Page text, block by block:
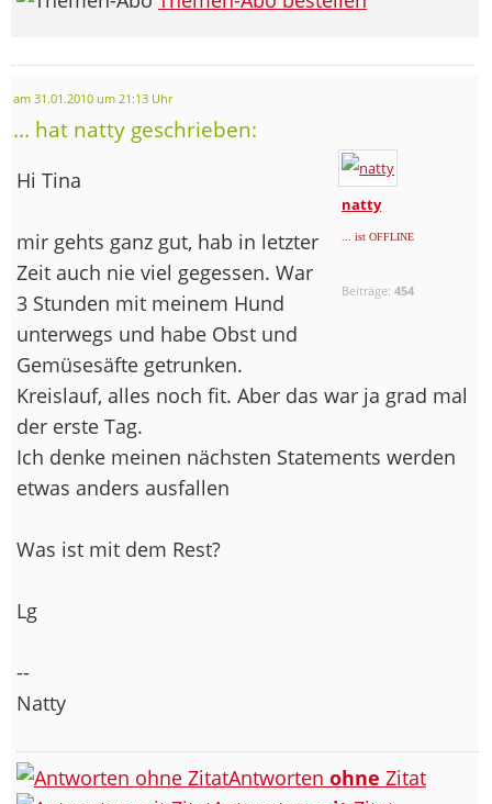
am 31.01.2010 um 21:13 Uhr
... hat natty geschrieben:
natty
... ist OFFLINE
Beiträge:454
Hi Tina
mir gehts ganz gut, hab in letzter
Zeit auch nie viel gegessen. War
3 Stunden mit meinem Hund
unterwegs und habe Obst und
Gemüsesäfte getrunken.
Kreislauf, alles noch fit. Aber das war ja grad mal
der erste Tag.
Ich denke meinen nächsten Statements werden
etwas anders ausfallen
Was ist mit dem Rest?
Lg
--
Natty
Antworten ohne Zitat